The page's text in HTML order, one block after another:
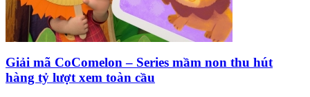
Giải mã CoComelon – Series mầm non thu hút
hàng tỷ lượt xem toàn cầu